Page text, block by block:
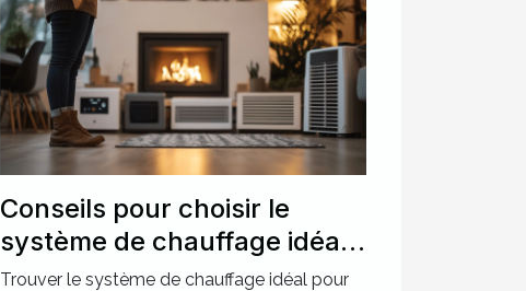
Conseils pour choisir le
système de chauffage idéal
pour votre maison
Trouver le système de chauffage idéal pour